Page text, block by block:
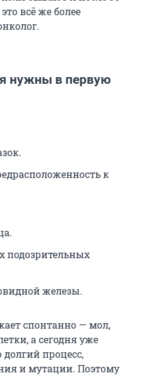
всё же более
нужны в первую
к
подозрительных
железы.
спонтанно — мол,
а сегодня уже
процесс,
и мутации. Поэтому